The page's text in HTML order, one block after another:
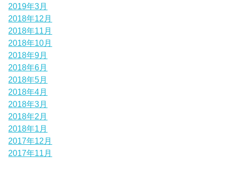
2019年3月
2018年12月
2018年11月
2018年10月
2018年9月
2018年6月
2018年5月
2018年4月
2018年3月
2018年2月
2018年1月
2017年12月
2017年11月